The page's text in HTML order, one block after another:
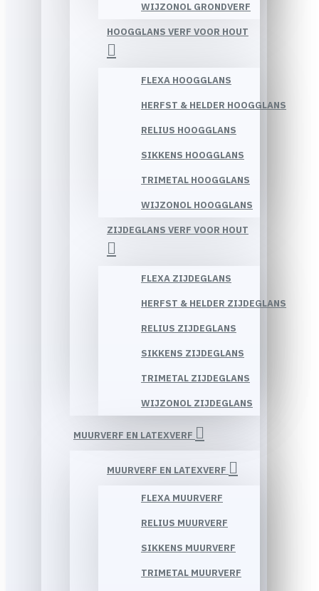
WIJZONOL GRONDVERF
HOOGGLANS VERF VOOR HOUT
FLEXA HOOGGLANS
HERFST & HELDER HOOGGLANS
RELIUS HOOGGLANS
SIKKENS HOOGGLANS
TRIMETAL HOOGGLANS
WIJZONOL HOOGGLANS
ZIJDEGLANS VERF VOOR HOUT
FLEXA ZIJDEGLANS
HERFST & HELDER ZIJDEGLANS
RELIUS ZIJDEGLANS
SIKKENS ZIJDEGLANS
TRIMETAL ZIJDEGLANS
WIJZONOL ZIJDEGLANS
MUURVERF EN LATEXVERF
MUURVERF EN LATEXVERF
FLEXA MUURVERF
RELIUS MUURVERF
SIKKENS MUURVERF
TRIMETAL MUURVERF